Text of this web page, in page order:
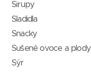
Sirupy
Sladidla
Snacky
Sušené ovoce a plody
Sýr